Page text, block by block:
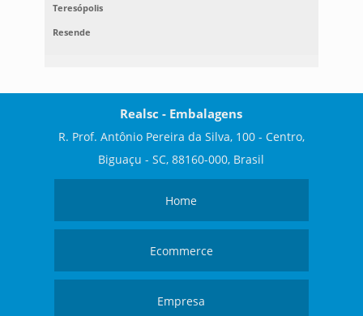
Teresópolis
Resende
Realsc - Embalagens
R. Prof. Antônio Pereira da Silva, 100 - Centro,
Biguaçu - SC, 88160-000, Brasil
Home
Ecommerce
Empresa